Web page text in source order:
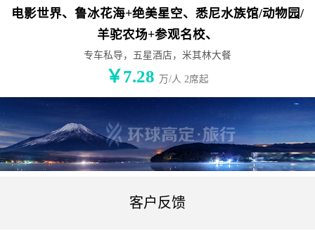
电影世界、鲁冰花海+绝美星空、悉尼水族馆/动物园/
羊驼农场+参观名校、
专车私导，五星酒店，米其林大餐
￥7.28 万/人 2席起
客户反馈